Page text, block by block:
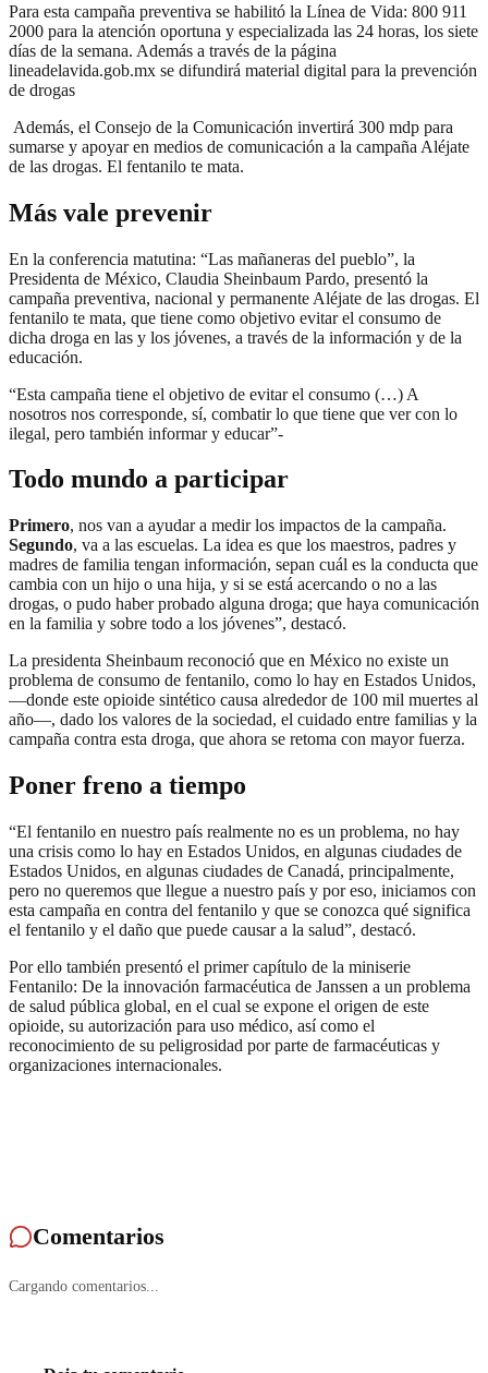
Para esta campaña preventiva se habilitó la Línea de Vida: 800 911
2000 para la atención oportuna y especializada las 24 horas, los siete
días de la semana. Además a través de la página
lineadelavida.gob.mx se difundirá material digital para la prevención
de drogas
Además, el Consejo de la Comunicación invertirá 300 mdp para
sumarse y apoyar en medios de comunicación a la campaña Aléjate
de las drogas. El fentanilo te mata.
Más vale prevenir
En la conferencia matutina: “Las mañaneras del pueblo”, la
Presidenta de México, Claudia Sheinbaum Pardo, presentó la
campaña preventiva, nacional y permanente Aléjate de las drogas. El
fentanilo te mata, que tiene como objetivo evitar el consumo de
dicha droga en las y los jóvenes, a través de la información y de la
educación.
“Esta campaña tiene el objetivo de evitar el consumo (…) A
nosotros nos corresponde, sí, combatir lo que tiene que ver con lo
ilegal, pero también informar y educar”-
Todo mundo a participar
Primero, nos van a ayudar a medir los impactos de la campaña.
Segundo, va a las escuelas. La idea es que los maestros, padres y
madres de familia tengan información, sepan cuál es la conducta que
cambia con un hijo o una hija, y si se está acercando o no a las
drogas, o pudo haber probado alguna droga; que haya comunicación
en la familia y sobre todo a los jóvenes”, destacó.
La presidenta Sheinbaum reconoció que en México no existe un
problema de consumo de fentanilo, como lo hay en Estados Unidos,
—donde este opioide sintético causa alrededor de 100 mil muertes al
año—, dado los valores de la sociedad, el cuidado entre familias y la
campaña contra esta droga, que ahora se retoma con mayor fuerza.
Poner freno a tiempo
“El fentanilo en nuestro país realmente no es un problema, no hay
una crisis como lo hay en Estados Unidos, en algunas ciudades de
Estados Unidos, en algunas ciudades de Canadá, principalmente,
pero no queremos que llegue a nuestro país y por eso, iniciamos con
esta campaña en contra del fentanilo y que se conozca qué significa
el fentanilo y el daño que puede causar a la salud”, destacó.
Por ello también presentó el primer capítulo de la miniserie
Fentanilo: De la innovación farmacéutica de Janssen a un problema
de salud pública global, en el cual se expone el origen de este
opioide, su autorización para uso médico, así como el
reconocimiento de su peligrosidad por parte de farmacéuticas y
organizaciones internacionales.
Comentarios
Cargando comentarios...